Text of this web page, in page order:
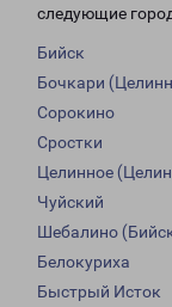
следующие
Бийск
Бочкари
Сорокино
Сростки
Целинное
Чуйский
Шебалино
Белокуриха
Быстрый Исток